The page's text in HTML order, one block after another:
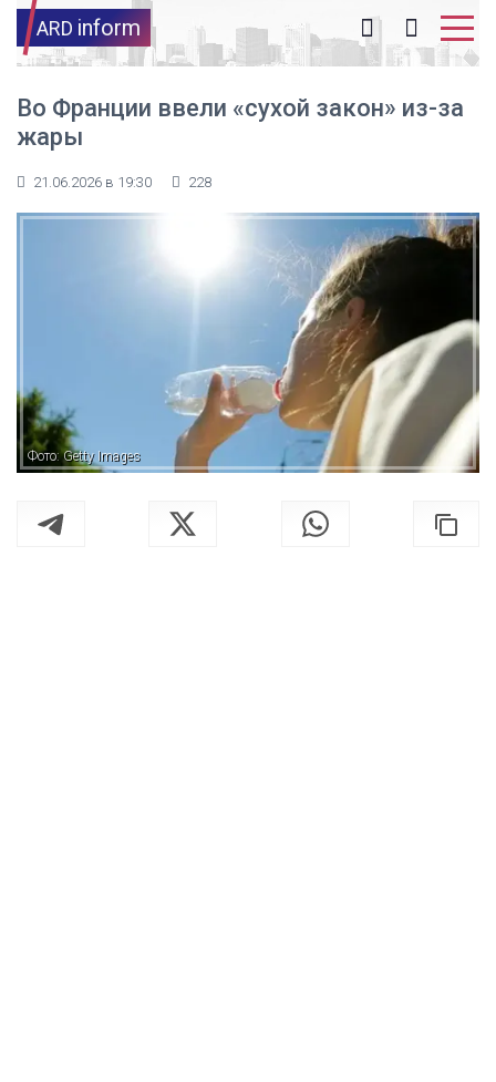
ARD inform
Во Франции ввели «сухой закон» из-за
жары
21.06.2026 в 19:30 228
Фото: Getty Images